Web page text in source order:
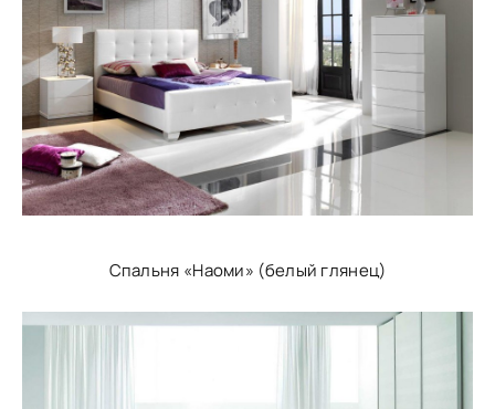
Спальня «Наоми» (белый глянец)